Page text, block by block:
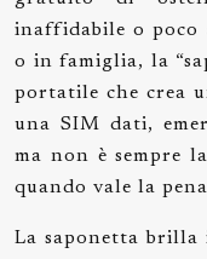
inaffidabile o poco
o in famiglia, la
portatile che crea
una SIM dati,
ma non è sempre
quando vale la
La saponetta